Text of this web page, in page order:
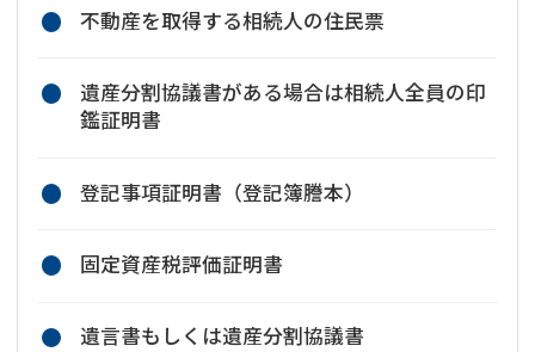
不動産を取得する相続人の住民票
遺産分割協議書がある場合は相続人全員の印
鑑証明書
登記事項証明書（登記簿謄本）
固定資産税評価証明書
遺言書もしくは遺産分割協議書